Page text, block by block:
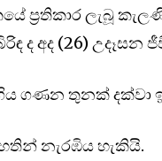
ප්‍රතිකාර ලැබූ
ද අද (26) උදෑසන
ගණන තුනක් දක්වා
නැරඹිය හැකියි.